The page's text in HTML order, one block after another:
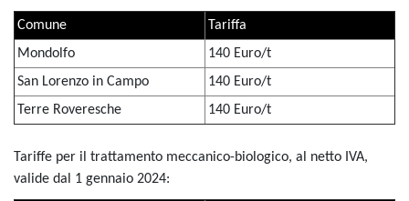
Comune
Tariffa
Mondolfo
140 Euro/t
San Lorenzo in Campo
140 Euro/t
Terre Roveresche
140 Euro/t
Tariffe per il trattamento meccanico-biologico, al netto IVA,
valide dal 1 gennaio 2024: